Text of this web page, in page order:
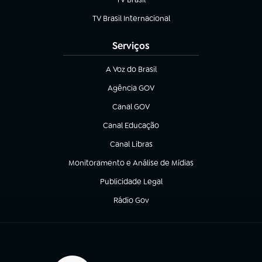
(abre em nova aba)
TV Brasil Internacional
(abre em nova aba)
Serviços
A Voz do Brasil
(abre em nova aba)
Agência GOV
(abre em nova aba)
Canal GOV
(abre em nova aba)
Canal Educação
(abre em nova aba)
Canal Libras
(abre em nova aba)
Monitoramento e Análise de Mídias
(abre em nova aba)
Publicidade Legal
(abre em nova aba)
Rádio Gov
(abre em nova aba)